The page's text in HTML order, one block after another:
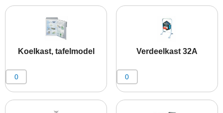
Koelkast, tafelmodel Verdeelkast 32A